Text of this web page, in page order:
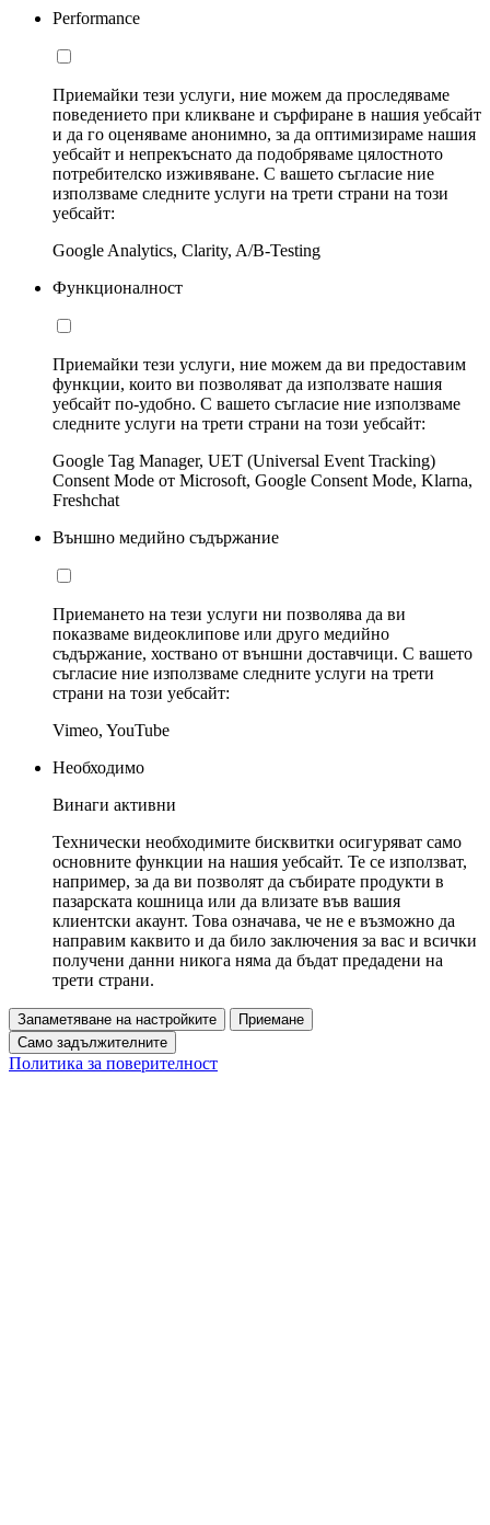
Performance
Приемайки тези услуги, ние можем да проследяваме
поведението при кликване и сърфиране в нашия уебсайт
и да го оценяваме анонимно, за да оптимизираме нашия
уебсайт и непрекъснато да подобряваме цялостното
потребителско изживяване. С вашето съгласие ние
използваме следните услуги на трети страни на този
уебсайт:
Google Analytics, Clarity, A/B-Testing
Функционалност
Приемайки тези услуги, ние можем да ви предоставим
функции, които ви позволяват да използвате нашия
уебсайт по-удобно. С вашето съгласие ние използваме
следните услуги на трети страни на този уебсайт:
Google Tag Manager, UET (Universal Event Tracking)
Consent Mode от Microsoft, Google Consent Mode, Klarna,
Freshchat
Външно медийно съдържание
Приемането на тези услуги ни позволява да ви
показваме видеоклипове или друго медийно
съдържание, хоствано от външни доставчици. С вашето
съгласие ние използваме следните услуги на трети
страни на този уебсайт:
Vimeo, YouTube
Необходимо
Винаги активни
Технически необходимите бисквитки осигуряват само
основните функции на нашия уебсайт. Те се използват,
например, за да ви позволят да събирате продукти в
пазарската кошница или да влизате във вашия
клиентски акаунт. Това означава, че не е възможно да
направим каквито и да било заключения за вас и всички
получени данни никога няма да бъдат предадени на
трети страни.
Запаметяване на настройките
Приемане
Само задължителните
Политика за поверителност